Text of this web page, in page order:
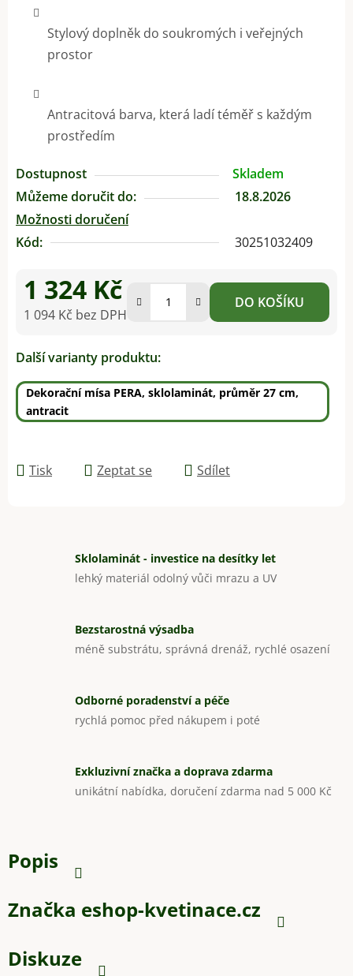
Stylový doplněk do soukromých i veřejných
prostor
Antracitová barva, která ladí téměř s každým
prostředím
Dostupnost
Skladem
Můžeme doručit do:
18.8.2026
Možnosti doručení
Kód:
30251032409
1 324 Kč
1 094 Kč bez DPH
DO KOŠÍKU
Další varianty produktu:
Dekorační mísa PERA, sklolaminát, průměr 27 cm,
antracit
Tisk Zeptat se Sdílet
Sklolaminát - investice na desítky let
lehký materiál odolný vůči mrazu a UV
Bezstarostná výsadba
méně substrátu, správná drenáž, rychlé osazení
Odborné poradenství a péče
rychlá pomoc před nákupem i poté
Exkluzivní značka a doprava zdarma
unikátní nabídka, doručení zdarma nad 5 000 Kč
Popis
Značka eshop-kvetinace.cz
Diskuze